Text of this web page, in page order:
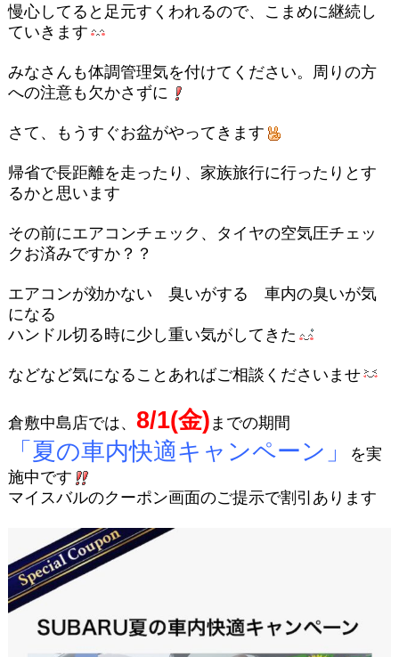
慢心してると足元すくわれるので、こまめに継続し
ていきます
みなさんも体調管理気を付けてください。周りの方
への注意も欠かさずに
さて、もうすぐお盆がやってきます
帰省で長距離を走ったり、家族旅行に行ったりとす
るかと思います
その前にエアコンチェック、タイヤの空気圧チェッ
クお済みですか？？
エアコンが効かない 臭いがする 車内の臭いが気
になる
ハンドル切る時に少し重い気がしてきた
などなど気になることあればご相談くださいませ
倉敷中島店では、 8/1(金) までの期間
「夏の車内快適キャンペーン」
を実
施中です
マイスバルのクーポン画面のご提示で割引あります